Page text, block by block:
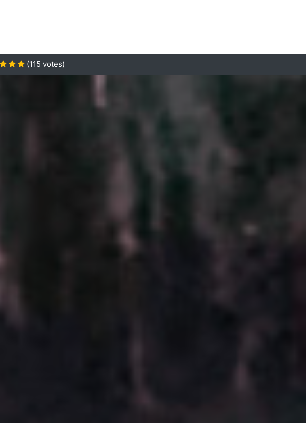
(115 votes)